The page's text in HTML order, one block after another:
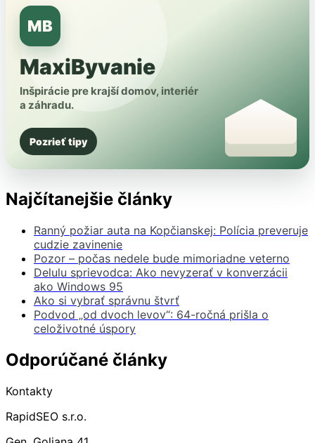
MB
MaxiByvanie
Inšpirácie pre krajší domov, interiér
a záhradu.
Pozrieť tipy
Najčítanejšie články
Ranný požiar auta na Kopčianskej: Polícia preveruje
cudzie zavinenie
Pozor – počas nedele bude mimoriadne veterno
Delulu sprievodca: Ako nevyzerať v konverzácii
ako Windows 95
Ako si vybrať správnu štvrť
Podvod „od dvoch levov“: 64-ročná prišla o
celoživotné úspory
Odporúčané články
Kontakty
RapidSEO s.r.o.